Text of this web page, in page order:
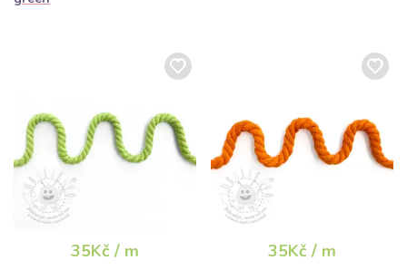
35Kč / m 35Kč / m